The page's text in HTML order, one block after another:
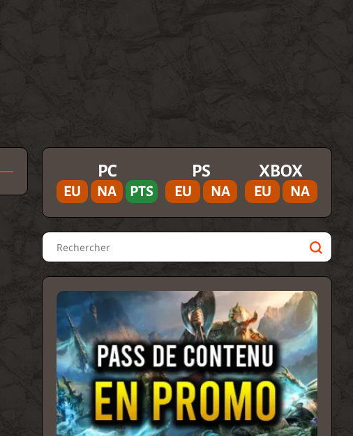
PC
EU NA PTS
PS
EU NA
XBOX
EU NA
Rechercher